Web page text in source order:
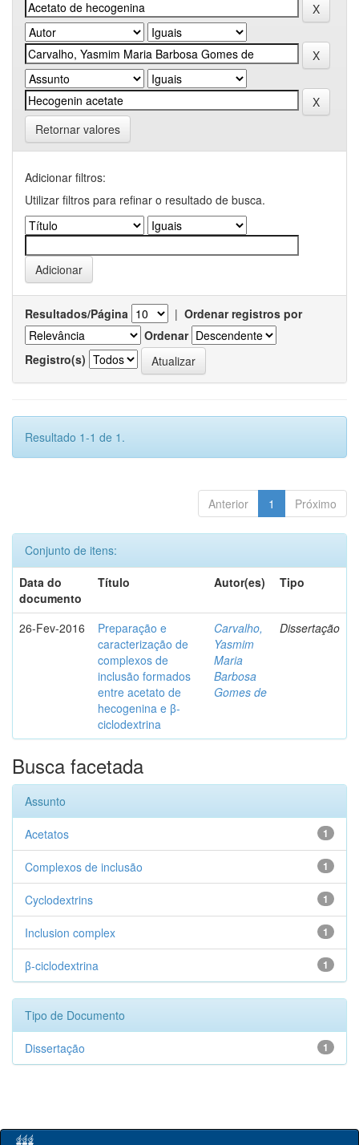
Retornar valores
Adicionar filtros:
Utilizar filtros para refinar o resultado de busca.
Resultados/Página | Ordenar registros por
Ordenar
Registro(s)
Resultado 1-1 de 1.
Anterior 1 Próximo
Conjunto de itens:
Data do
documento
Título Autor(es) Tipo
26-Fev-2016
Preparação e
caracterização de
complexos de
inclusão formados
entre acetato de
hecogenina e β-
ciclodextrina
Carvalho,
Yasmim
Maria
Barbosa
Gomes de
Dissertação
Busca facetada
Assunto
1
Acetatos
1
Complexos de inclusão
1
Cyclodextrins
1
Inclusion complex
1
β-ciclodextrina
Tipo de Documento
1
Dissertação